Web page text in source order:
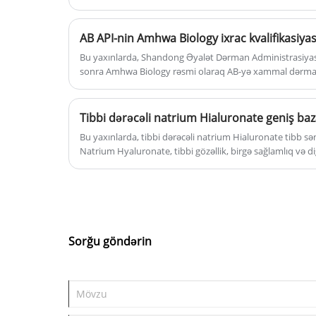
kondisioner effektinə malikdir,
nəmləndirilməsinin effektivliyini artırır
və qıcıqlanmanı azaldır. Natrium
hialuronatın nəm və yapışma
saçın elastikliyini effektiv şəkildə
yaxşılaşdırır və zədələnmiş saç
effektiv şəkildə bərpa edir.
AB API-nin Amhwa Biology ixrac
Bu yaxınlarda, Shandong Əyalət Dərman
sonra Amhwa Biology rəsmi olaraq AB-yə xammal
Çində ikinci API təchizatçısı olaraq, bu təsdiq Amhwa
API-nin Aİ bazarına rəsmi girişini göstərir.
Tibbi dərəcəli natrium Hialuronate geniş
Bu yaxınlarda, tibbi dərəcəli natrium Hialuronate tibb
Natrium Hyaluronate, tibbi gözəllik, birgə sağlamlıq və
Sorğu göndərin